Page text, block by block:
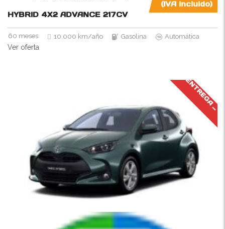
(IVA incluido)
HYBRID 4X2 ADVANCE 217CV
60 meses 10.000 km/año Gasolina Automática
Ver oferta
J